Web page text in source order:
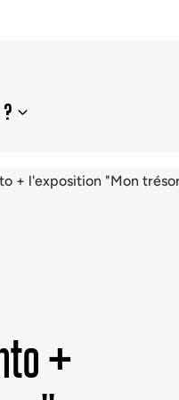
+ l'exposition "Mon
+